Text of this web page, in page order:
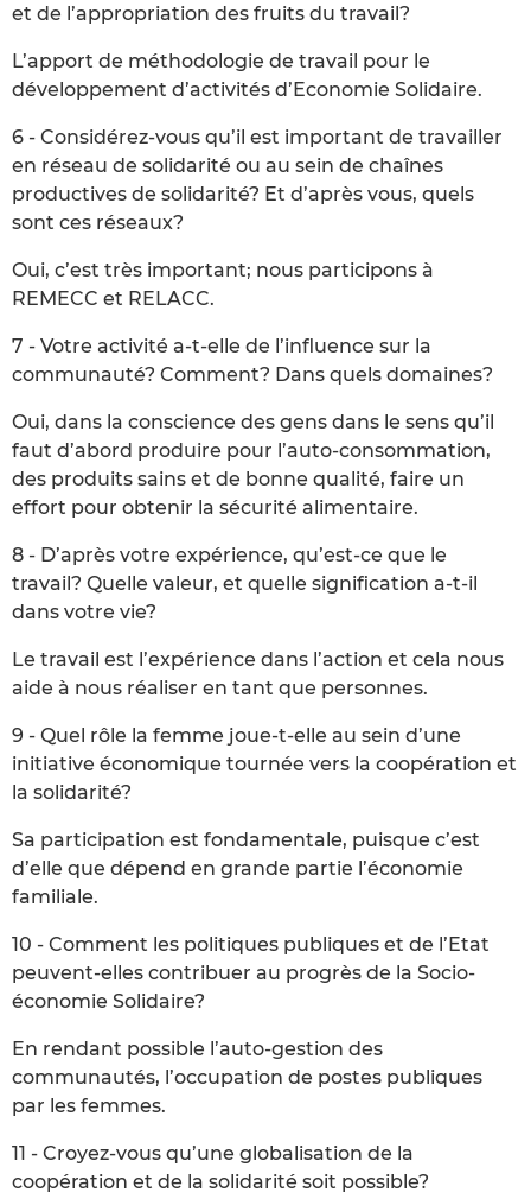
et de l’appropriation des fruits du travail?
L’apport de méthodologie de travail pour le
développement d’activités d’Economie Solidaire.
6 - Considérez-vous qu’il est important de travailler
en réseau de solidarité ou au sein de chaînes
productives de solidarité? Et d’après vous, quels
sont ces réseaux?
Oui, c’est très important; nous participons à
REMECC et RELACC.
7 - Votre activité a-t-elle de l’influence sur la
communauté? Comment? Dans quels domaines?
Oui, dans la conscience des gens dans le sens qu’il
faut d’abord produire pour l’auto-consommation,
des produits sains et de bonne qualité, faire un
effort pour obtenir la sécurité alimentaire.
8 - D’après votre expérience, qu’est-ce que le
travail? Quelle valeur, et quelle signification a-t-il
dans votre vie?
Le travail est l’expérience dans l’action et cela nous
aide à nous réaliser en tant que personnes.
9 - Quel rôle la femme joue-t-elle au sein d’une
initiative économique tournée vers la coopération et
la solidarité?
Sa participation est fondamentale, puisque c’est
d’elle que dépend en grande partie l’économie
familiale.
10 - Comment les politiques publiques et de l’Etat
peuvent-elles contribuer au progrès de la Socio-
économie Solidaire?
En rendant possible l’auto-gestion des
communautés, l’occupation de postes publiques
par les femmes.
11 - Croyez-vous qu’une globalisation de la
coopération et de la solidarité soit possible?